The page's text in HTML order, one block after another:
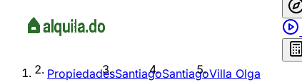
PropiedadesSantiagoSantiagoVilla Olga